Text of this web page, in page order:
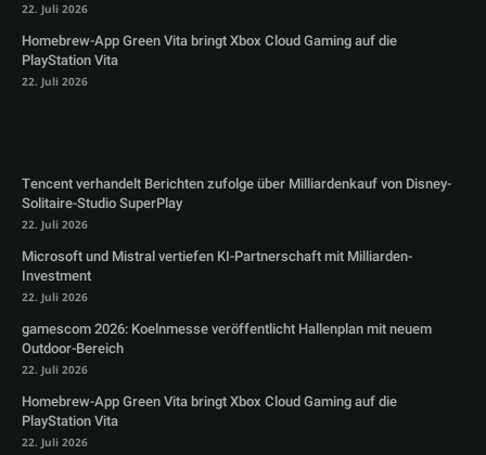
22. Juli 2026
Homebrew-App Green Vita bringt Xbox Cloud Gaming auf die
PlayStation Vita
22. Juli 2026
Tencent verhandelt Berichten zufolge über Milliardenkauf von Disney-
Solitaire-Studio SuperPlay
22. Juli 2026
Microsoft und Mistral vertiefen KI-Partnerschaft mit Milliarden-
Investment
22. Juli 2026
gamescom 2026: Koelnmesse veröffentlicht Hallenplan mit neuem
Outdoor-Bereich
22. Juli 2026
Homebrew-App Green Vita bringt Xbox Cloud Gaming auf die
PlayStation Vita
22. Juli 2026